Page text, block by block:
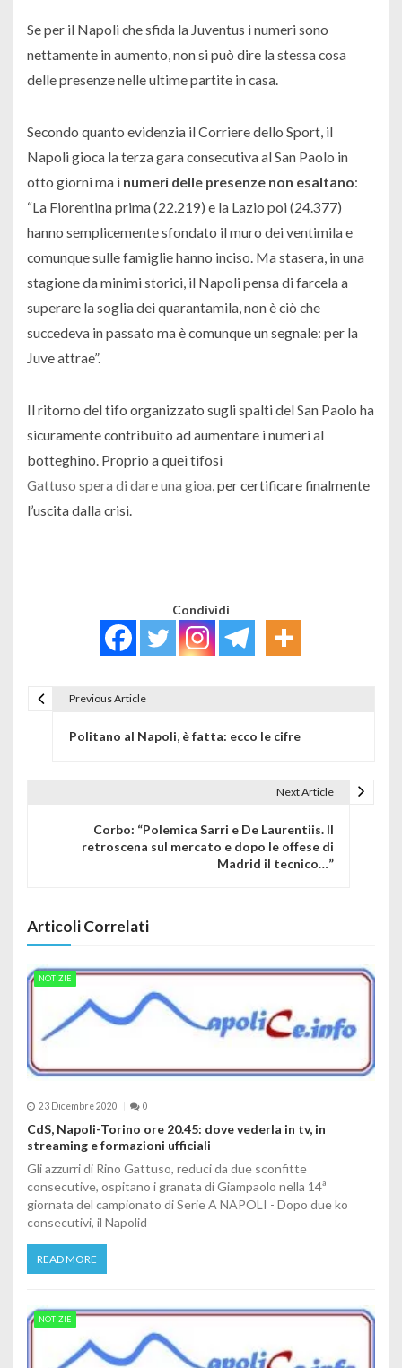
Se per il Napoli che sfida la Juventus i numeri sono
nettamente in aumento, non si può dire la stessa cosa
delle presenze nelle ultime partite in casa.
Secondo quanto evidenzia il Corriere dello Sport, il
Napoli gioca la terza gara consecutiva al San Paolo in
otto giorni ma i numeri delle presenze non esaltano:
“La Fiorentina prima (22.219) e la Lazio poi (24.377)
hanno semplicemente sfondato il muro dei ventimila e
comunque sulle famiglie hanno inciso. Ma stasera, in una
stagione da minimi storici, il Napoli pensa di farcela a
superare la soglia dei quarantamila, non è ciò che
succedeva in passato ma è comunque un segnale: per la
Juve attrae”.
Il ritorno del tifo organizzato sugli spalti del San Paolo ha
sicuramente contribuito ad aumentare i numeri al
botteghino. Proprio a quei tifosi
Gattuso spera di dare una gioa , per certificare finalmente
l’uscita dalla crisi.
Condividi
Previous Article
Politano al Napoli, è fatta: ecco le cifre
Next Article
Corbo: “Polemica Sarri e De Laurentiis. Il
retroscena sul mercato e dopo le offese di
Madrid il tecnico…”
Articoli Correlati
NOTIZIE
23 Dicembre 2020 0
CdS, Napoli-Torino ore 20.45: dove vederla in tv, in
streaming e formazioni ufficiali
Gli azzurri di Rino Gattuso, reduci da due sconfitte
consecutive, ospitano i granata di Giampaolo nella 14ª
giornata del campionato di Serie A NAPOLI - Dopo due ko
consecutivi, il Napolid
READ MORE
NOTIZIE